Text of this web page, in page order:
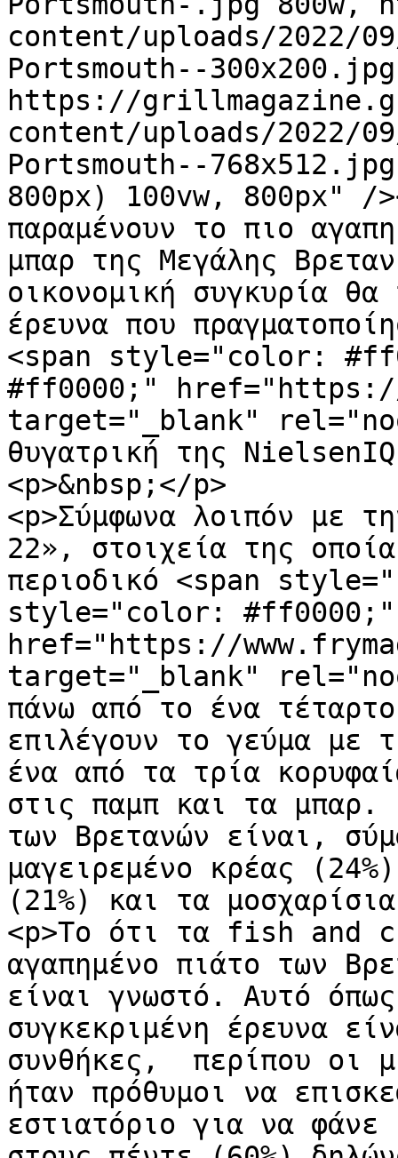
content/uploads/2022/
Portsmouth--
https://
content/uploads/2022/
Portsmouth--
800px) 100vw, 800px" /
παραμένουν το πιο
μπαρ της Μεγάλης
οικονομική συγκυρία
έρευνα που
<span style="color:
#ff0000;"
target="_blank"
θυγατρική της
<p>&nbsp;</p>
<p>Σύμφωνα λοιπόν με
22», στοιχεία της
περιοδικό <span
style="color: #ff0000;"
href="https://
target="_blank"
πάνω από το ένα
επιλέγουν το γεύμα με
ένα από τα τρία
στις παμπ και τα μπαρ.
των Βρετανών είναι,
μαγειρεμένο κρέας
(21%) και τα
<p>Το ότι τα fish and
αγαπημένο πιάτο των
είναι γνωστό. Αυτό
συγκεκριμένη έρευνα
συνθήκες,  περίπου οι
ήταν πρόθυμοι να
εστιατόριο για να